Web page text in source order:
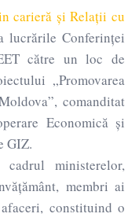
carieră și Relații cu
Conferinței
către un loc de
„Promovarea
comanditat
Economică și
GIZ.
ministerelor,
membri ai
constituind o